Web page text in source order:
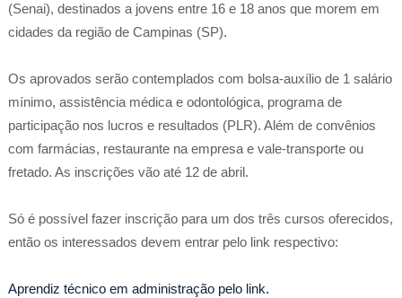
(Senai), destinados a jovens entre 16 e 18 anos que morem em
cidades da região de Campinas (SP).
Os aprovados serão contemplados com bolsa-auxílio de 1 salário
mínimo, assistência médica e odontológica, programa de
participação nos lucros e resultados (PLR). Além de convênios
com farmácias, restaurante na empresa e vale-transporte ou
fretado. As inscrições vão até 12 de abril.
Só é possível fazer inscrição para um dos três cursos oferecidos,
então os interessados devem entrar pelo link respectivo:
Aprendiz técnico em administração pelo link.